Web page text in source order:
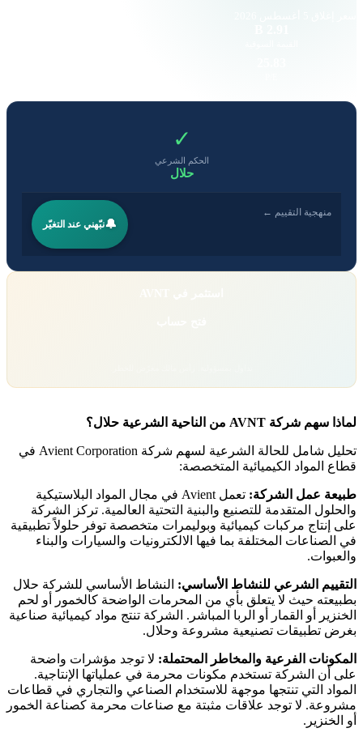
✓
الحكم الشرعي
حلال
منهجية التقييم ←
🔔نبّهني عند التغيّر
لماذا سهم شركة AVNT من الناحية الشرعية حلال؟
تحليل شامل للحالة الشرعية لسهم شركة Avient Corporation في
قطاع المواد الكيميائية المتخصصة:
طبيعة عمل الشركة:
تعمل Avient في مجال المواد البلاستيكية
والحلول المتقدمة للتصنيع والبنية التحتية العالمية. تركز الشركة
على إنتاج مركبات كيميائية وبوليمرات متخصصة توفر حلولاً تطبيقية
في الصناعات المختلفة بما فيها الالكترونيات والسيارات والبناء
والعبوات.
التقييم الشرعي للنشاط الأساسي:النشاط الأساسي للشركة حلال
بطبيعته حيث لا يتعلق بأي من المحرمات الواضحة كالخمور أو لحم
الخنزير أو القمار أو الربا المباشر. الشركة تنتج مواد كيميائية صناعية
بغرض تطبيقات تصنيعية مشروعة وحلال.
المكونات الفرعية والمخاطر المحتملة:لا توجد مؤشرات واضحة
على أن الشركة تستخدم مكونات محرمة في عملياتها الإنتاجية.
المواد التي تنتجها موجهة للاستخدام الصناعي والتجاري في قطاعات
مشروعة. لا توجد علاقات مثبتة مع صناعات محرمة كصناعة الخمور
أو الخنزير.